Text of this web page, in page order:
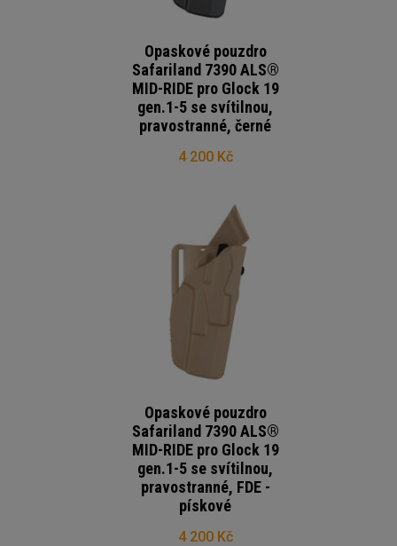
Opaskové pouzdro
Safariland 7390 ALS®
MID-RIDE pro Glock 19
gen.1-5 se svítilnou,
pravostranné, černé
4 200 Kč
Opaskové pouzdro
Safariland 7390 ALS®
MID-RIDE pro Glock 19
gen.1-5 se svítilnou,
pravostranné, FDE -
pískové
4 200 Kč